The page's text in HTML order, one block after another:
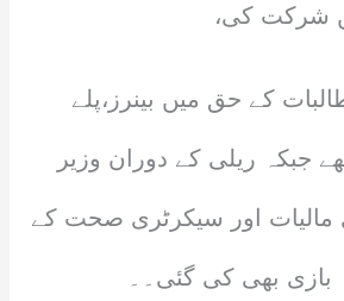
شرکت کی،
کے حق میں بینرز،پلے
جبکہ ریلی کے دوران وزیر
اور سیکرٹری صحت کے
بازی بھی کی گئی۔۔